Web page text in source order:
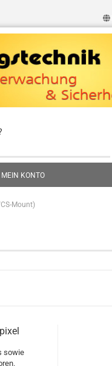
MEIN KONTO
Mount)
sowie